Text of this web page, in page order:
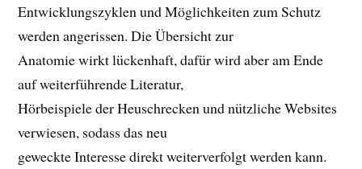
Entwicklungszyklen und Möglichkeiten zum Schutz
werden angerissen. Die Übersicht zur
Anatomie wirkt lückenhaft, dafür wird aber am Ende
auf weiterführende Literatur,
Hörbeispiele der Heuschrecken und nützliche Websites
verwiesen, sodass das neu
geweckte Interesse direkt weiterverfolgt werden kann.